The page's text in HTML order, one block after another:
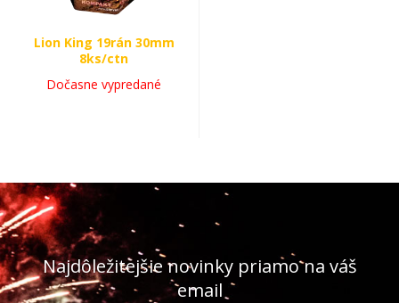
Lion King 19rán 30mm
8ks/ctn
Dočasne vypredané
Najdôležitejšie novinky priamo na váš
email